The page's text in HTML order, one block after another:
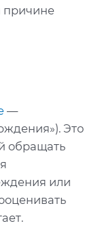
причине
—
Это
обращать
или